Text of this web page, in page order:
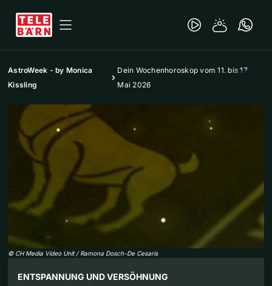
AstroWeek - by Monica
Kissling
Dein Wochenhoroskop vom 11. bis 17.
Mai 2026
© CH Media Video Unit / Ramona Dosch-De Cesaris
ENTSPANNUNG UND VERSÖHNUNG